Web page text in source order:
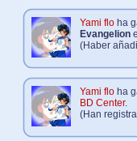
Yami floha
Evangelion
(Haber
Yami floha
BD Center.
(Han